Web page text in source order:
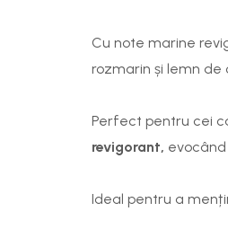
Cu note marine
rozmarin și lemn de
Perfect pentru cei
revigorant, evocând
Ideal pentru a